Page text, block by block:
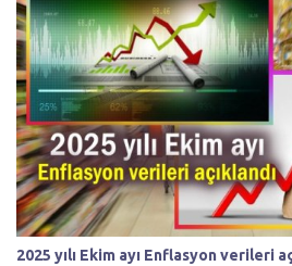
2025 yılı Ekim ayı Enflasyon verileri